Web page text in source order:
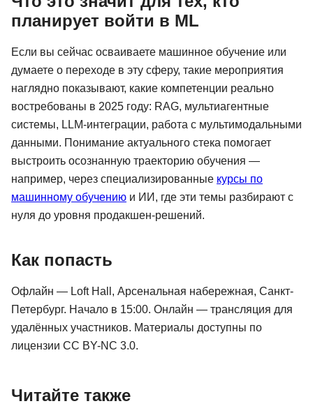
планирует войти в ML
Если вы сейчас осваиваете машинное обучение или
думаете о переходе в эту сферу, такие мероприятия
наглядно показывают, какие компетенции реально
востребованы в 2025 году: RAG, мультиагентные
системы, LLM-интеграции, работа с мультимодальными
данными. Понимание актуального стека помогает
выстроить осознанную траекторию обучения —
например, через специализированные курсы по
машинному обучению и ИИ, где эти темы разбирают с
нуля до уровня продакшен-решений.
Как попасть
Офлайн — Loft Hall, Арсенальная набережная, Санкт-
Петербург. Начало в 15:00. Онлайн — трансляция для
удалённых участников. Материалы доступны по
лицензии CC BY-NC 3.0.
Читайте также